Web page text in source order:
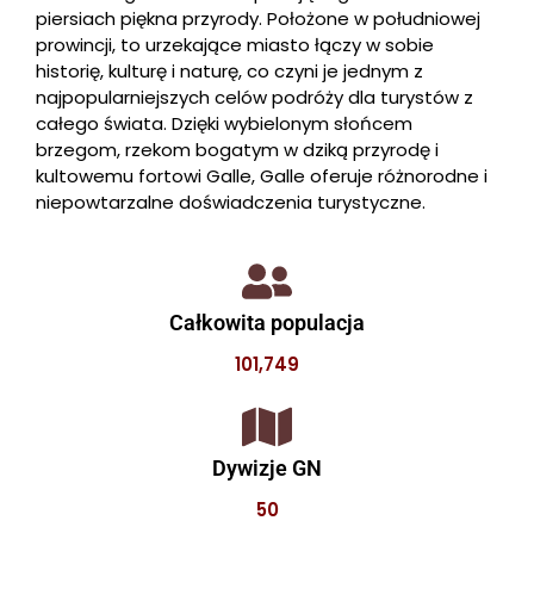
piersiach piękna przyrody. Położone w południowej
prowincji, to urzekające miasto łączy w sobie
historię, kulturę i naturę, co czyni je jednym z
najpopularniejszych celów podróży dla turystów z
całego świata. Dzięki wybielonym słońcem
brzegom, rzekom bogatym w dziką przyrodę i
kultowemu fortowi Galle, Galle oferuje różnorodne i
niepowtarzalne doświadczenia turystyczne.
Całkowita populacja
101,749
Dywizje GN
50